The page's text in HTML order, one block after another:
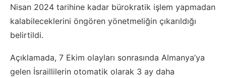
Nisan 2024 tarihine kadar bürokratik işlem yapmadan
kalabileceklerini öngören yönetmeliğin çıkarıldığı
belirtildi.
Açıklamada, 7 Ekim olayları sonrasında Almanya’ya
gelen İsraillilerin otomatik olarak 3 ay daha